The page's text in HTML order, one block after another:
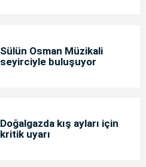
Sülün Osman Müzikali
seyirciyle buluşuyor
Doğalgazda kış ayları için
kritik uyarı